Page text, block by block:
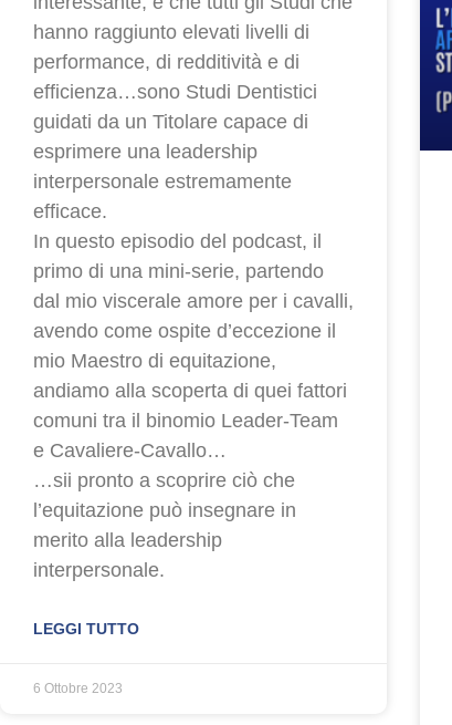
hanno raggiunto elevati livelli di
performance, di redditività e di
efficienza…sono Studi Dentistici
guidati da un Titolare capace di
esprimere una leadership
interpersonale estremamente
efficace.
In questo episodio del podcast, il
primo di una mini-serie, partendo
dal mio viscerale amore per i cavalli,
avendo come ospite d’eccezione il
mio Maestro di equitazione,
andiamo alla scoperta di quei fattori
comuni tra il binomio Leader-Team
e Cavaliere-Cavallo…
…sii pronto a scoprire ciò che
l’equitazione può insegnare in
merito alla leadership
interpersonale.
LEGGI TUTTO
6 Ottobre 2023